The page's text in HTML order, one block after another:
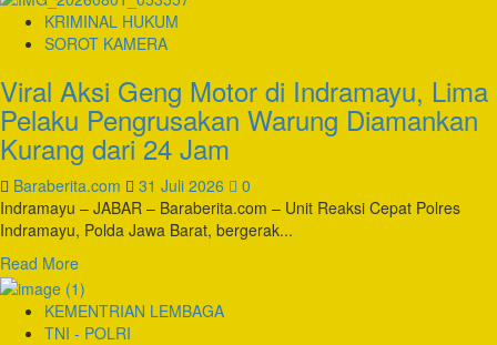
about
Polres
Kanan
Amankan
Pemilik
Senjata
Rakitan
dan
Narkotika,
Seorang
Anak
Turut
Diamankan
KRIMINAL HUKUM
SOROT KAMERA
Viral Aksi Geng Motor di Indramayu, Lima
Pelaku Pengrusakan Warung Diamankan
Kurang dari 24 Jam
Baraberita.com 31 Juli 2026
0
Indramayu – JABAR – Baraberita.com – Unit Reaksi Cepat Polres
Indramayu, Polda Jawa Barat, bergerak...
Read MoreRead
more
about
Viral
KEMENTRIAN LEMBAGA
TNI - POLRI